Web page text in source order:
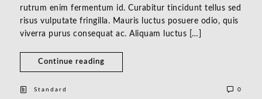
rutrum enim fermentum id. Curabitur tincidunt tellus sed
risus vulputate fringilla. Mauris luctus posuere odio, quis
viverra purus consequat ac. Aliquam luctus […]
Continue reading
Standard 0